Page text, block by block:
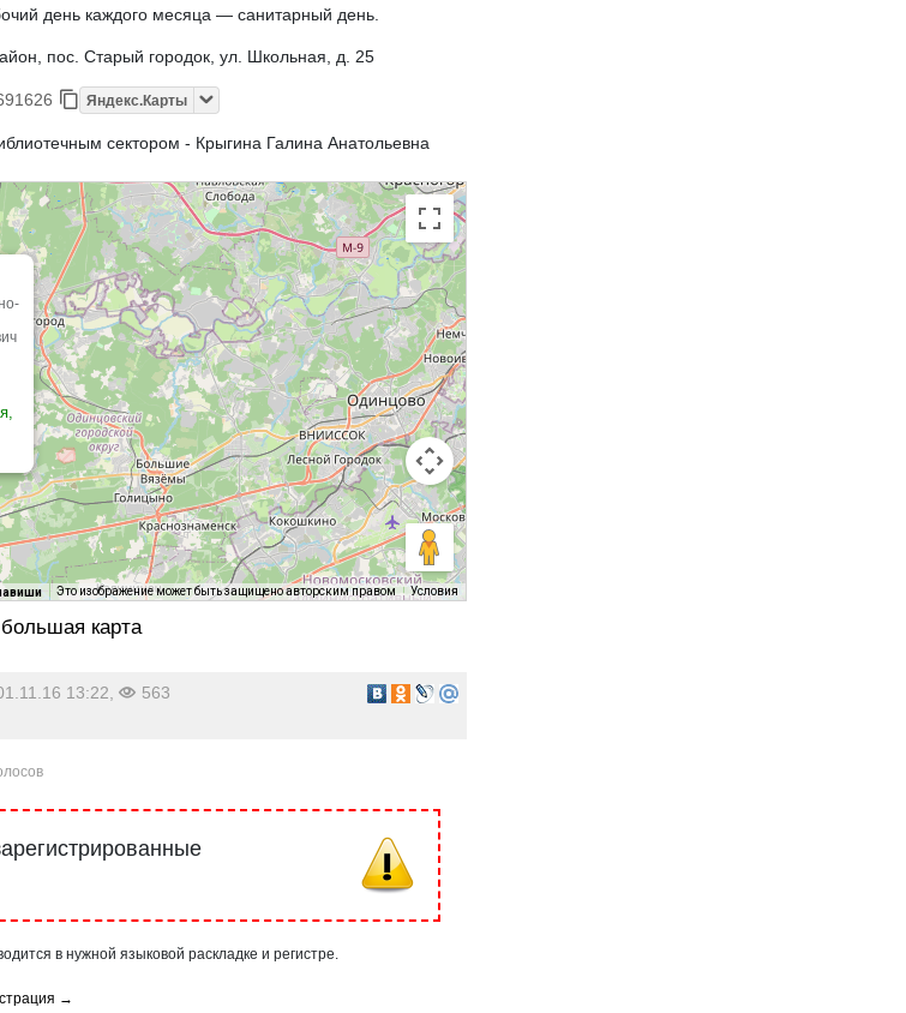
день каждого месяца — санитарный день.
пос. Старый городок, ул. Школьная, д. 25
Яндекс.Карты
сектором - Крыгина Галина Анатольевна
и с
—
Это изображение может быть защищено авторским правом Условия
13:22,
563
в нужной языковой раскладке и регистре.
→